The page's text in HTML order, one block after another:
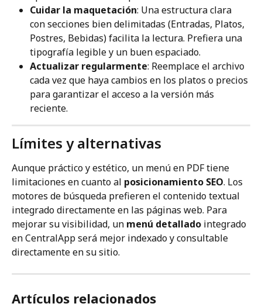
Cuidar la maquetación: Una estructura clara
con secciones bien delimitadas (Entradas, Platos,
Postres, Bebidas) facilita la lectura. Prefiera una
tipografía legible y un buen espaciado.
Actualizar regularmente: Reemplace el archivo
cada vez que haya cambios en los platos o precios
para garantizar el acceso a la versión más
reciente.
Límites y alternativas
Aunque práctico y estético, un menú en PDF tiene
limitaciones en cuanto al posicionamiento SEO. Los
motores de búsqueda prefieren el contenido textual
integrado directamente en las páginas web. Para
mejorar su visibilidad, un menú detallado integrado
en CentralApp será mejor indexado y consultable
directamente en su sitio.
Artículos relacionados